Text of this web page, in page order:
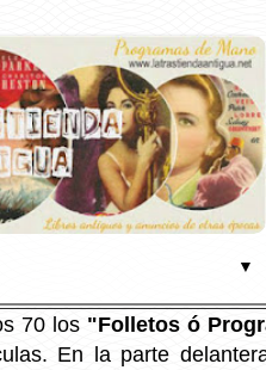
▼
70 los "Folletos ó
En la parte